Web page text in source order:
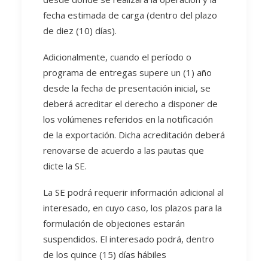
fecha estimada de carga (dentro del plazo
de diez (10) días).
Adicionalmente, cuando el período o
programa de entregas supere un (1) año
desde la fecha de presentación inicial, se
deberá acreditar el derecho a disponer de
los volúmenes referidos en la notificación
de la exportación. Dicha acreditación deberá
renovarse de acuerdo a las pautas que
dicte la SE.
La SE podrá requerir información adicional al
interesado, en cuyo caso, los plazos para la
formulación de objeciones estarán
suspendidos. El interesado podrá, dentro
de los quince (15) días hábiles